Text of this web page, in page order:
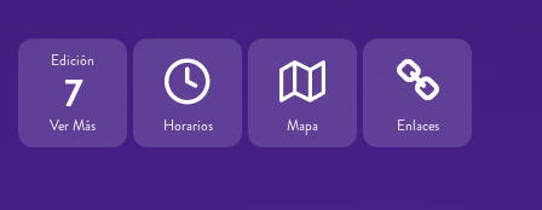
Edición
7
Ver Más Horarios Mapa Enlaces